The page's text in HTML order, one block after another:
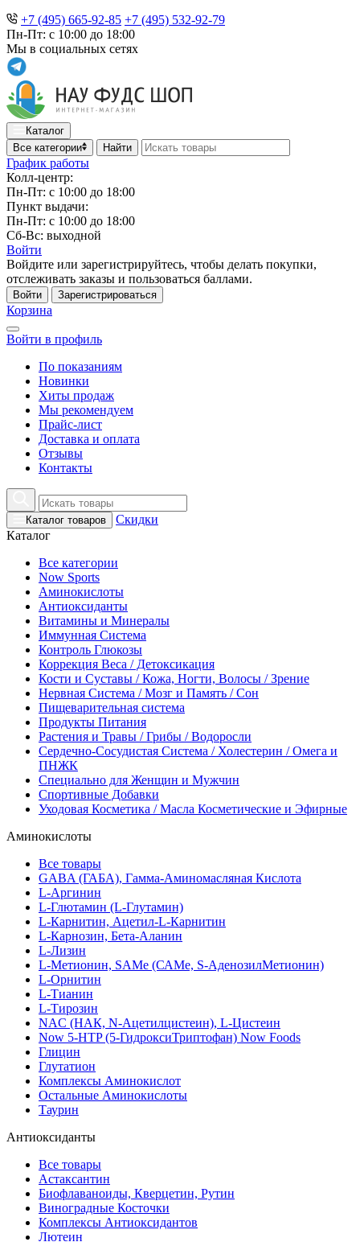
+7 (495) 665-92-85 +7 (495) 532-92-79
Пн-Пт: с 10:00 до 18:00
Мы в социальных сетях
Каталог
Все категории
Найти
График работы
Колл-центр:
Пн-Пт: с 10:00 до 18:00
Пункт выдачи:
Пн-Пт: с 10:00 до 18:00
Сб-Вс: выходной
Войти
Войдите или зарегистрируйтесь, чтобы делать покупки,
отслеживать заказы и пользоваться баллами.
Войти Зарегистрироваться
Корзина
Войти в профиль
По показаниям
Новинки
Хиты продаж
Мы рекомендуем
Прайс-лист
Доставка и оплата
Отзывы
Контакты
Каталог товаров
Скидки
Каталог
Все категории
Now Sports
Аминокислоты
Антиоксиданты
Витамины и Минералы
Иммунная Система
Контроль Глюкозы
Коррекция Веса / Детоксикация
Кости и Суставы / Кожа, Ногти, Волосы / Зрение
Нервная Система / Мозг и Память / Сон
Пищеварительная система
Продукты Питания
Растения и Травы / Грибы / Водоросли
Сердечно-Сосудистая Система / Холестерин / Омега и
ПНЖК
Специально для Женщин и Мужчин
Спортивные Добавки
Уходовая Косметика / Масла Косметические и Эфирные
Аминокислоты
Все товары
GABA (ГАБА), Гамма-Аминомасляная Кислота
L-Аргинин
L-Глютамин (L-Глутамин)
L-Карнитин, Ацетил-L-Карнитин
L-Карнозин, Бета-Аланин
L-Лизин
L-Метионин, SAMe (САМе, S-АденозилМетионин)
L-Орнитин
L-Тианин
L-Тирозин
NAC (НАК, N-Ацетилцистеин), L-Цистеин
Now 5-HTP (5-ГидроксиТриптофан) Now Foods
Глицин
Глутатион
Комплексы Аминокислот
Остальные Аминокислоты
Таурин
Антиоксиданты
Все товары
Астаксантин
Биофлаваноиды, Кверцетин, Рутин
Виноградные Косточки
Комплексы Антиоксидантов
Лютеин